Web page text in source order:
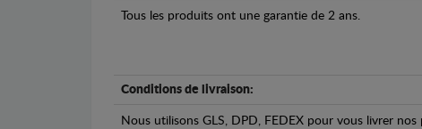
Tous les produits ont une garantie de 2 ans.
Conditions de livraison:
Nous utilisons GLS, DPD, FEDEX pour vous livrer nos